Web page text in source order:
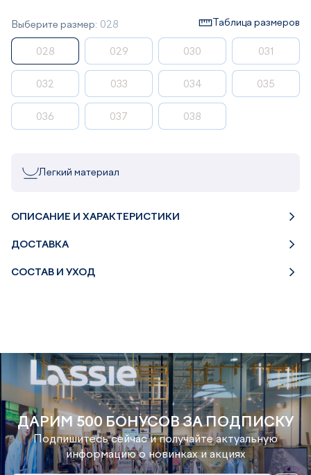
Выберите размер: 028 Таблица размеров
028 029 030 031
032 033 034 035
036 037 038
Легкий материал
ОПИСАНИЕ И ХАРАКТЕРИСТИКИ
ДОСТАВКА
СОСТАВ И УХОД
ДАРИМ 500 БОНУСОВ ЗА ПОДПИСКУ
Подпишитесь сейчас и получайте актуальную
информацию о новинках и акциях